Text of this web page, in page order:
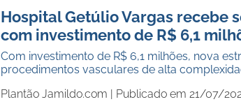
Hospital Getúlio Vargas recebe
com investimento de R$ 6,1
Com investimento de R$ 6,1 milhões, nova
procedimentos vasculares de alta
Plantão Jamildo.com | Publicado em 21/07/